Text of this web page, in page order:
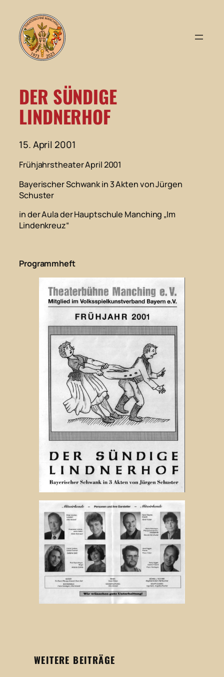
Inhalt
springen
DER SÜNDIGE
LINDNERHOF
15. April 2001
Frühjahrstheater April 2001
Bayerischer Schwank in 3 Akten von Jürgen
Schuster
in der Aula der Hauptschule Manching „Im
Lindenkreuz“
Programmheft
WEITERE BEITRÄGE